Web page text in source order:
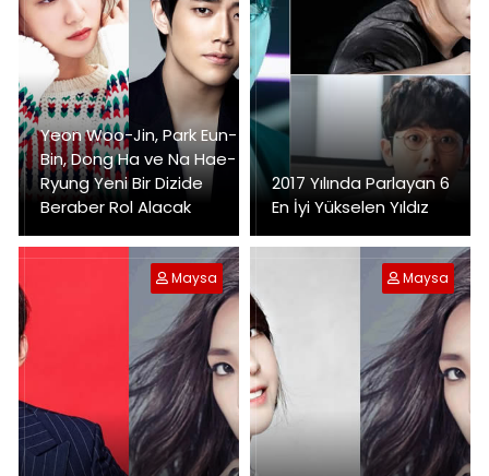
Yeon Woo-Jin, Park Eun-
Bin, Dong Ha ve Na Hae-
Ryung Yeni Bir Dizide
Beraber Rol Alacak
2017 Yılında Parlayan 6
En İyi Yükselen Yıldız
Maysa Maysa